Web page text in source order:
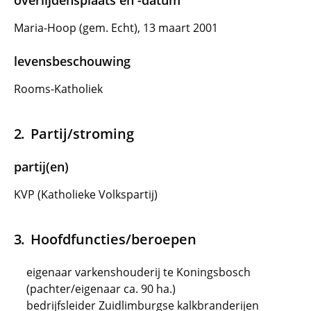
Maria-Hoop (gem. Echt), 13 maart 2001
levensbeschouwing
Rooms-Katholiek
Partij/stroming
partij(en)
KVP (Katholieke Volkspartij)
Hoofdfuncties/beroepen
eigenaar varkenshouderij te Koningsbosch
(pachter/eigenaar ca. 90 ha.)
bedrijfsleider Zuidlimburgse kalkbranderijen